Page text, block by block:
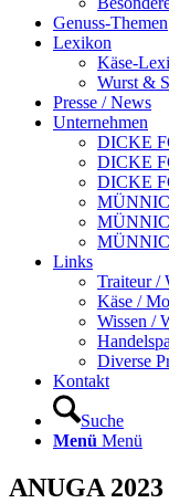
Genuss-Themen
Lexikon
Käse-
Wurst &
Presse / News
Unternehmen
DICKE
DICKE
DICKE
Links
Traiteur /
Käse /
Wissen /
Diverse
Kontakt
Suche
Menü Menü
ANUGA 2023